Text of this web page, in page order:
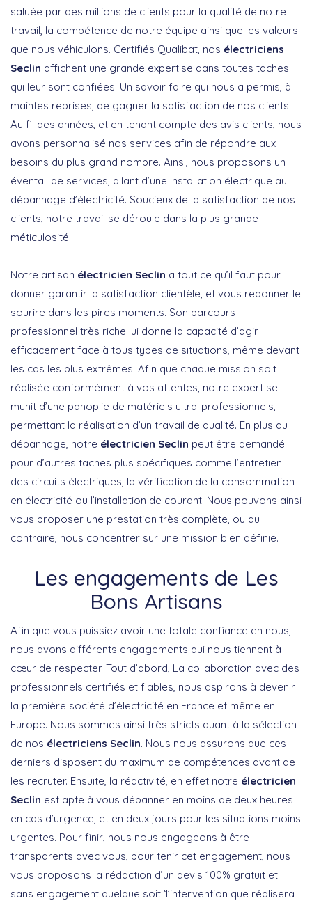
saluée par des millions de clients pour la qualité de notre
travail, la compétence de notre équipe ainsi que les valeurs
que nous véhiculons. Certifiés Qualibat, nos électriciens
Seclin affichent une grande expertise dans toutes taches
qui leur sont confiées. Un savoir faire qui nous a permis, à
maintes reprises, de gagner la satisfaction de nos clients.
Au fil des années, et en tenant compte des avis clients, nous
avons personnalisé nos services afin de répondre aux
besoins du plus grand nombre. Ainsi, nous proposons un
éventail de services, allant d’une installation électrique au
dépannage d’électricité. Soucieux de la satisfaction de nos
clients, notre travail se déroule dans la plus grande
méticulosité.
Notre artisan électricien Seclin a tout ce qu’il faut pour
donner garantir la satisfaction clientèle, et vous redonner le
sourire dans les pires moments. Son parcours
professionnel très riche lui donne la capacité d’agir
efficacement face à tous types de situations, même devant
les cas les plus extrêmes. Afin que chaque mission soit
réalisée conformément à vos attentes, notre expert se
munit d’une panoplie de matériels ultra-professionnels,
permettant la réalisation d’un travail de qualité. En plus du
dépannage, notre électricien Seclin peut être demandé
pour d’autres taches plus spécifiques comme l’entretien
des circuits électriques, la vérification de la consommation
en électricité ou l’installation de courant. Nous pouvons ainsi
vous proposer une prestation très complète, ou au
contraire, nous concentrer sur une mission bien définie.
Les engagements de Les
Bons Artisans
Afin que vous puissiez avoir une totale confiance en nous,
nous avons différents engagements qui nous tiennent à
cœur de respecter. Tout d’abord, La collaboration avec des
professionnels certifiés et fiables, nous aspirons à devenir
la première société d’électricité en France et même en
Europe. Nous sommes ainsi très stricts quant à la sélection
de nos électriciens Seclin. Nous nous assurons que ces
derniers disposent du maximum de compétences avant de
les recruter. Ensuite, la réactivité, en effet notre électricien
Seclin est apte à vous dépanner en moins de deux heures
en cas d’urgence, et en deux jours pour les situations moins
urgentes. Pour finir, nous nous engageons à être
transparents avec vous, pour tenir cet engagement, nous
vous proposons la rédaction d’un devis 100% gratuit et
sans engagement quelque soit ‘l’intervention que réalisera